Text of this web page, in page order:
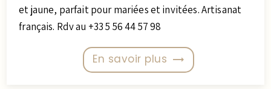
et jaune, parfait pour mariées et invitées. Artisanat
français. Rdv au +33 5 56 44 57 98
En savoir plus